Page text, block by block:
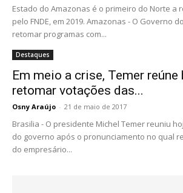
Estado do Amazonas é o primeiro do Norte a
pelo FNDE, em 2019. Amazonas - O Governo
retomar programas com...
Destaques
Em meio a crise, Temer reúne
retomar votações das...
Osny Araújo - 21 de maio de 2017
Brasilia - O presidente Michel Temer reuniu
do governo após o pronunciamento no qual
do empresário...